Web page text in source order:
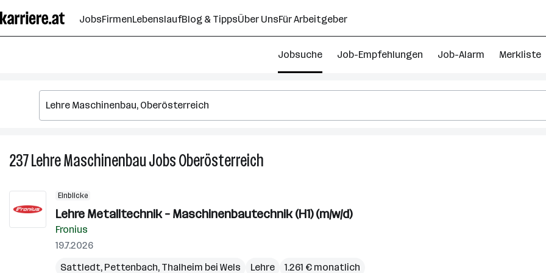
Seiteninhalt
springen
JobsFirmenLebenslaufBlog & TippsÜber UnsFür Arbeitgeber
Jobsuche Job-Empfehlungen Job-Alarm Merkliste
237Lehre MaschinenbauJobsOberösterreich
in
Einblicke
Lehre Metalltechnik – Maschinenbautechnik (H1) (m/w/d)
Fronius
19.7.2026
Sattledt, Pettenbach, Thalheim bei Wels Lehre 1.261 € monatlich